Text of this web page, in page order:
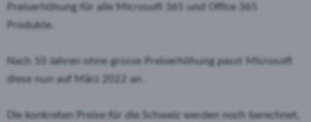
Preiserhöhung für alle Microsoft 365 und Office 365
Produkte.
Nach 10 Jahren ohne grosse Preiserhöhung passt Microsoft
diese nun auf März 2022 an.
Die konkreten Preise für die Schweiz werden noch berechnet,